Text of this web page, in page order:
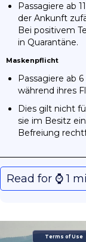
Passagiere ab
der Ankunft
Bei positivem
in Quarantäne.
Maskenpflicht
Passagiere ab
während ihres
Dies gilt nicht
sie im Besitz
Befreiung
Read for ⌚️ 1
Terms of Use